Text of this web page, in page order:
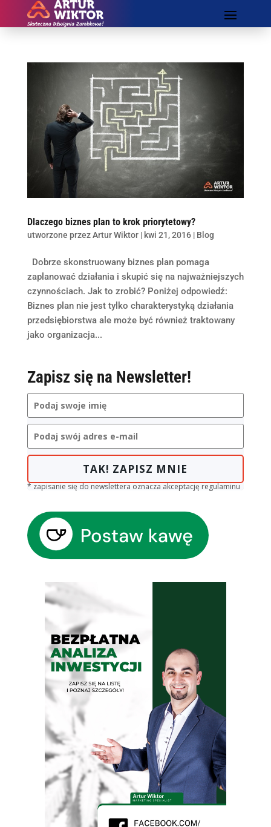
Dlaczego biznes plan to krok priorytetowy?
utworzone przezArtur Wiktor| kwi 21, 2016| Blog
Dobrze skonstruowany biznes plan pomaga
zaplanować działania i skupić się na najważniejszych
czynnościach. Jak to zrobić? Poniżej odpowiedź:
Biznes plan nie jest tylko charakterystyką działania
przedsiębiorstwa ale może być również traktowany
jako organizacja...
Zapisz się na Newsletter!
TAK! ZAPISZ MNIE
* zapisanie się do newslettera oznacza akceptację regulaminu